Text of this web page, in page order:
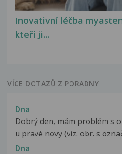
Inovativní léčba
kteří ji...
VÍCE DOTAZŮ Z PORADNY
Dna
Dobrý den, mám problém s
u pravé novy (viz. obr. s
Dna